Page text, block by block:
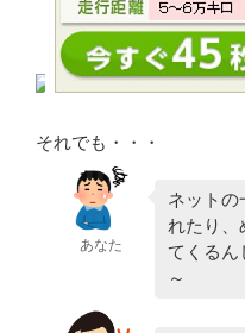
それでも・・・
あなた
ネットの
れたり、
てくるん
～